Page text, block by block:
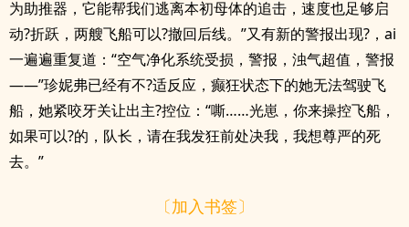
为助推器，它能帮我们逃离本初母体的追击，速度也足够启
动?折跃，两艘飞船可以?撤回后线。”又有新的警报出现?，ai
一遍遍重复道：“空气净化系统受损，警报，浊气超值，警报
——”珍妮弗已经有不?适反应，癫狂状态下的她无法驾驶飞
船，她紧咬牙关让出主?控位：“嘶……光崽，你来操控飞船，
如果可以?的，队长，请在我发狂前处决我，我想尊严的死
去。”
〔加入书签〕